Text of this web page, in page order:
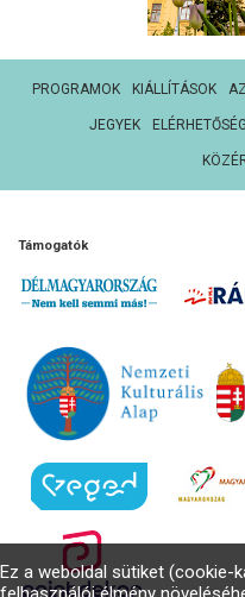
PROGRAMOK KIÁLLÍTÁSOK
JEGYEK ELÉRHETŐSÉG
Támogatók
Ez a weboldal sütiket (cookie-